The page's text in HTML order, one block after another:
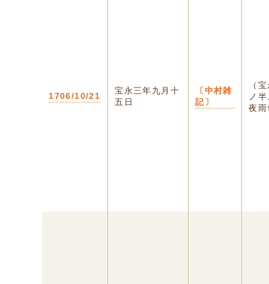
1706/10/21
宝永三年九月十
五日
〔中村雑
記〕
（
ノ
夜